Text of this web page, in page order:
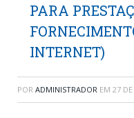
PARA
INTERNET)
POR ADMINISTRADOR EM 27